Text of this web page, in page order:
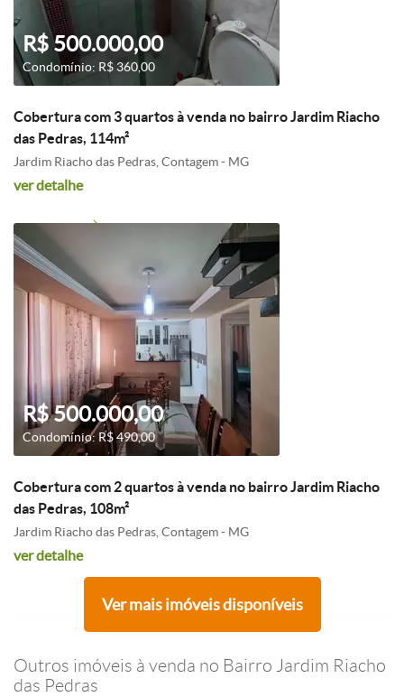
R$ 500.000,00
Condomínio: R$ 360,00
Cobertura com 3 quartos à venda no bairro Jardim Riacho
das Pedras, 114m²
Jardim Riacho das Pedras, Contagem - MG
ver detalhe
R$ 500.000,00
Condomínio: R$ 490,00
Cobertura com 2 quartos à venda no bairro Jardim Riacho
das Pedras, 108m²
Jardim Riacho das Pedras, Contagem - MG
ver detalhe
Ver mais imóveis disponíveis
Outros imóveis à venda no Bairro Jardim Riacho
das Pedras